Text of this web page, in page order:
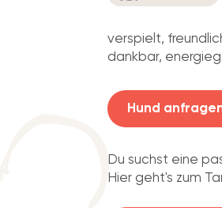
verspielt,
dankbar,
Hund
Du suchst eine
Hier geht's zum